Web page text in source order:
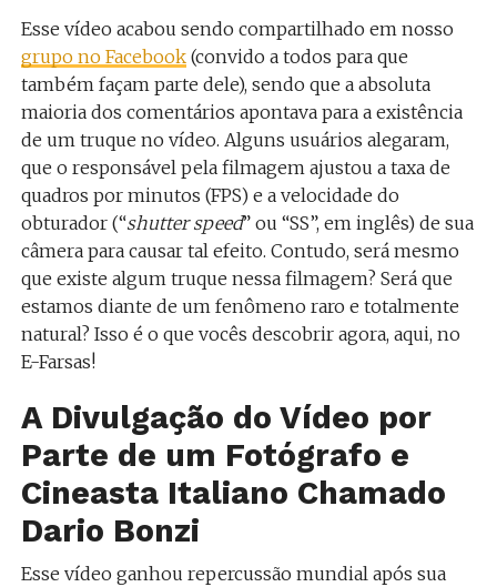
Esse vídeo acabou sendo compartilhado em nosso
grupo no Facebook(convido a todos para que
também façam parte dele), sendo que a absoluta
maioria dos comentários apontava para a existência
de um truque no vídeo. Alguns usuários alegaram,
que o responsável pela filmagem ajustou a taxa de
quadros por minutos (FPS) e a velocidade do
obturador (“shutter speed” ou “SS”, em inglês) de sua
câmera para causar tal efeito. Contudo, será mesmo
que existe algum truque nessa filmagem? Será que
estamos diante de um fenômeno raro e totalmente
natural? Isso é o que vocês descobrir agora, aqui, no
E-Farsas!
A Divulgação do Vídeo por
Parte de um Fotógrafo e
Cineasta Italiano Chamado
Dario Bonzi
Esse vídeo ganhou repercussão mundial após sua